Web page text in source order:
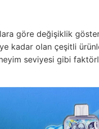
göre değişiklik
kadar olan çeşitli
seviyesi gibi